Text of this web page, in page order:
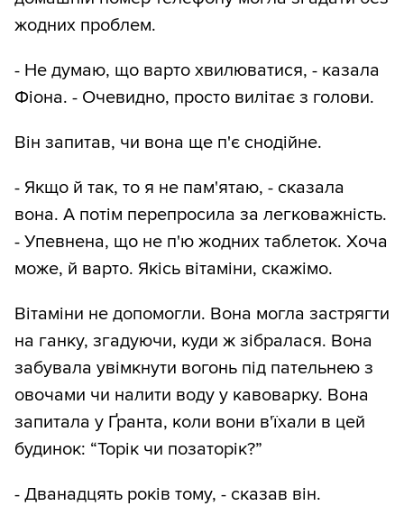
жодних проблем.
- Не думаю, що варто хвилюватися, - казала
Фіона. - Очевидно, просто вилітає з голови.
Він запитав, чи вона ще п'є снодійне.
- Якщо й так, то я не пам'ятаю, - сказала
вона. А потім перепросила за легковажність.
- Упевнена, що не п'ю жодних таблеток. Хоча
може, й варто. Якісь вітаміни, скажімо.
Вітаміни не допомогли. Вона могла застрягти
на ганку, згадуючи, куди ж зібралася. Вона
забувала увімкнути вогонь під пательнею з
овочами чи налити воду у кавоварку. Вона
запитала у Ґранта, коли вони в'їхали в цей
будинок: “Торік чи позаторік?”
- Дванадцять років тому, - сказав він.